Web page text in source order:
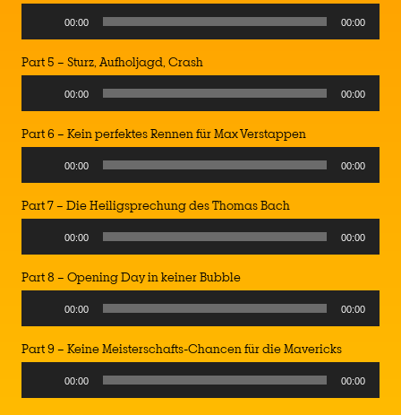
Player
00:00 00:00
Part 5 – Sturz, Aufholjagd, Crash
Player
00:00 00:00
Part 6 – Kein perfektes Rennen für Max Verstappen
Player
00:00 00:00
Part 7 – Die Heiligsprechung des Thomas Bach
Player
00:00 00:00
Part 8 – Opening Day in keiner Bubble
Player
00:00 00:00
Part 9 – Keine Meisterschafts-Chancen für die Mavericks
Player
00:00 00:00